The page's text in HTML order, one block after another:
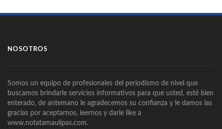
NOSOTROS
Somos un equipo de profesionales del periodismo de nivel que
buscamos brindarle servicios informativos para que usted, esté bien
enterado, de antemano le agradecemos su confianza y le damos las
gracias por aceptarnos, leernos y darle like a
www.notatamaulipas.com.